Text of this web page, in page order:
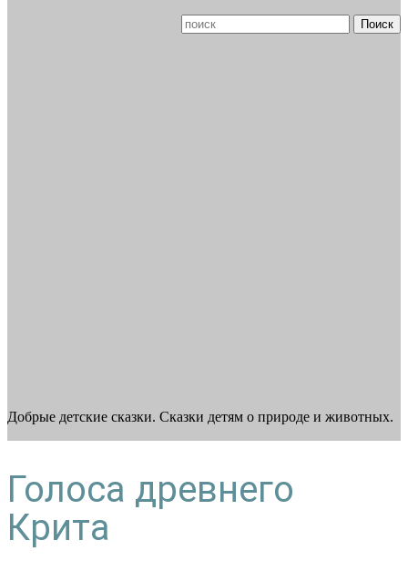
Добрые детские сказки. Сказки детям о природе и животных.
Голоса древнего
Крита